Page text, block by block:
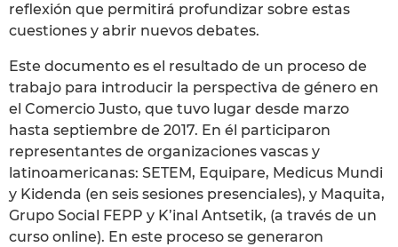
reflexión que permitirá profundizar sobre estas
cuestiones y abrir nuevos debates.
Este documento es el resultado de un proceso de
trabajo para introducir la perspectiva de género en
el Comercio Justo, que tuvo lugar desde marzo
hasta septiembre de 2017. En él participaron
representantes de organizaciones vascas y
latinoamericanas: SETEM, Equipare, Medicus Mundi
y Kidenda (en seis sesiones presenciales), y Maquita,
Grupo Social FEPP y K’inal Antsetik, (a través de un
curso online). En este proceso se generaron